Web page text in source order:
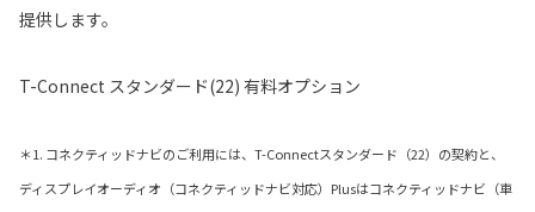
提供します。
T-Connect スタンダード(22) 有料オプション
＊1. コネクティッドナビのご利用には、T-Connectスタンダード（22）の契約と、
ディスプレイオーディオ（コネクティッドナビ対応）Plusはコネクティッドナビ（車